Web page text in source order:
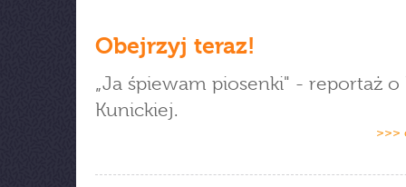
Obejrzyj teraz!
„Ja śpiewam piosenki" - reportaż o
Kunickiej.
>>>